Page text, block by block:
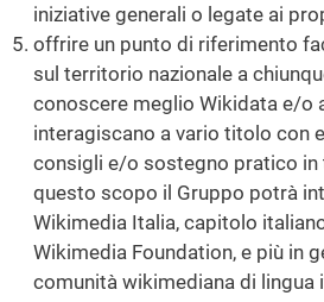
iniziative generali o legate ai
offrire un punto di riferimento
sul territorio nazionale a
conoscere meglio Wikidata e/o
interagiscano a vario titolo con
consigli e/o sostegno pratico in
questo scopo il Gruppo potrà
Wikimedia Italia, capitolo
Wikimedia Foundation, e più in
comunità wikimediana di lingua